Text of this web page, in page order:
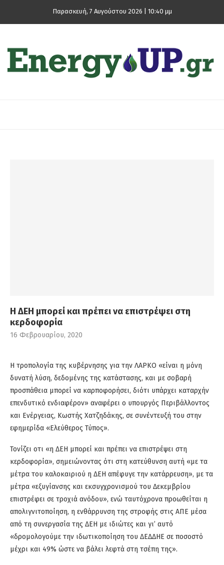
Παρασκευή, 7 Αυγούστου 2026 | 10:40 μμ
Η ΔΕΗ μπορεί και πρέπει να επιστρέψει στη
κερδοφορία
16 Φεβρουαρίου, 2020
Η τροπολογία της κυβέρνησης για την ΛΑΡΚΟ «είναι η μόνη
δυνατή λύση, δεδομένης της κατάστασης, και με σοβαρή
προσπάθεια μπορεί να καρποφορήσει, διότι υπάρχει καταρχήν
επενδυτικό ενδιαφέρον» αναφέρει ο υπουργός Περιβάλλοντος
και Ενέργειας, Κωστής Χατζηδάκης, σε συνέντευξή του στην
εφημερίδα «Ελεύθερος Τύπος».
Τονίζει οτι «η ΔΕΗ μπορεί και πρέπει να επιστρέψει στη
κερδοφορία», σημειώνοντας ότι στη κατεύθυνση αυτή «με τα
μέτρα του καλοκαιριού η ΔΕΗ απέφυγε την κατάρρευση», με τα
μέτρα «εξυγίανσης και εκσυγχρονισμού του Δεκεμβρίου
επιστρέφει σε τροχιά ανόδου», ενώ ταυτόχρονα προωθείται η
απολιγνιτοποίηση, η ενθάρρυνση της στροφής στις ΑΠΕ μέσα
από τη συνεργασία της ΔΕΗ με ιδιώτες και γι’ αυτό
«δρομολογούμε την ιδωτικοποίηση του ΔΕΔΔΗΕ σε ποσοστό
μέχρι και 49% ώστε να βάλει λεφτά στη τσέπη της».